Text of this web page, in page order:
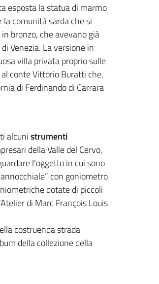
esposta la statua di marmo
comunità sarda che si
bronzo, che avevano già
Venezia. La versione in
villa privata proprio sulle
conte Vittorio Buratti che,
di Ferdinando di Carrara
alcunistrumenti
della Valle del Cervo,
l’oggetto in cui sono
con goniometro
dotate di piccoli
di Marc François Louis
costruenda strada
della collezione della